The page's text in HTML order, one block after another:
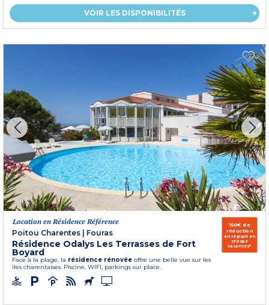
VOIR LES DISPONIBILITÉS
Location en Résidence Référence
Poitou Charentes
Fouras
Résidence Odalys Les Terrasses de Fort
Boyard
Face à la plage, la résidence rénovée offre une belle vue sur les
îles charentaises. Piscine, WIFI, parkings sur place.
150€ de
réduction
en réglant en
chèque
vacances*